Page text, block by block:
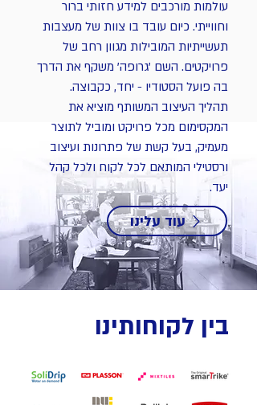
עולמות מורכבים למידע חזותי ברור
וחווייתי. כיום עובד בו צוות של מעצבות
תעשייתיות המובילות מגוון רחב של
פרויקטים. השם 'גרופה' משקף את הדרך
בה פועל הסטודיו - יחד, כקבוצה.
תהליך העיצוב המשותף מוציא את
המקסימום מכל פרויקט ומוביל לתוצר
מעמיק, בעל קשת של פתרונות ועיצוב
ורסטילי המותאם לכל לקוח ולכל קהל
יעד.
עוד עלינו
בין לקוחותינו